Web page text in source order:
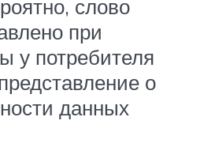
слово
при
у потребителя
о
данных